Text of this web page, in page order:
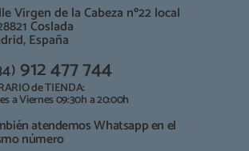
Virgen de la Cabeza nº22 local
Coslada
España
912 477 744
de TIENDA:
a Viernes 09:30h a 20:00h
atendemos Whatsapp en el
número